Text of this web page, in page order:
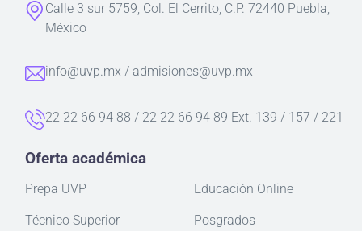
Calle 3 sur 5759, Col. El Cerrito, C.P. 72440 Puebla,
México
info@uvp.mx / admisiones@uvp.mx
22 22 66 94 88 / 22 22 66 94 89 Ext. 139 / 157 / 221
Oferta académica
Prepa UVP
Técnico Superior
Educación Online
Posgrados